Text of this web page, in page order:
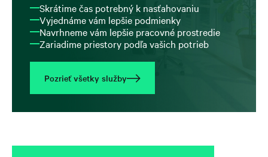
Skrátime čas potrebný k nasťahovaniu
Vyjednáme vám lepšie podmienky
Navrhneme vám lepšie pracovné prostredie
Zariadime priestory podľa vašich potrieb
Pozrieť všetky služby